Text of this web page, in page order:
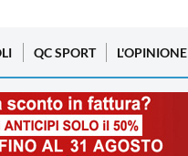
QC SPORT L'OPINIONE